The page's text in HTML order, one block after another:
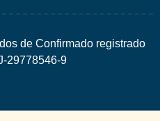
de Confirmado registrado
29778546-9